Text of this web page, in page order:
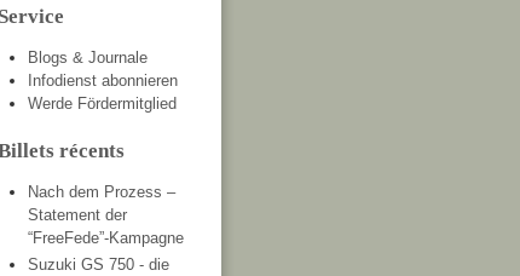
Service
Blogs & Journale
Infodienst abonnieren
Werde Fördermitglied
récents
Nach dem Prozess –
Statement der
“FreeFede”-Kampagne
Suzuki GS 750 - die